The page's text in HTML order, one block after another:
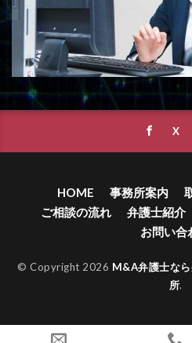
HOME 事務所案内
ご相談の流れ
弁護士紹介
お問い合
© Copyright 2026 M&A弁護士な
所.